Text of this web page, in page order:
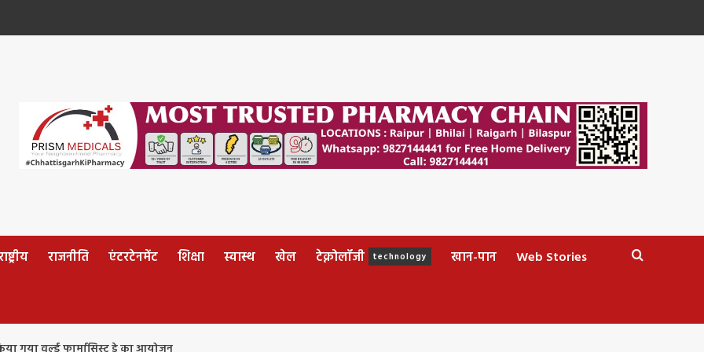
राजनीति एंटरटेनमेंट शिक्षा स्वास्थ खेल टेक्नोलॉजी technology खान-पान Web Stories